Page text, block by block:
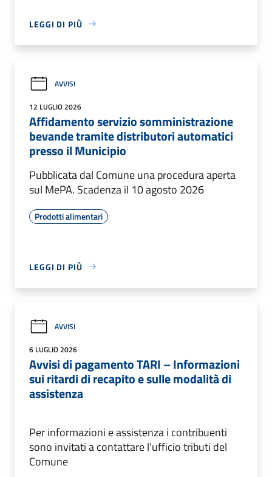
LEGGI DI PIÙ
AVVISI
12 LUGLIO 2026
Affidamento servizio somministrazione
bevande tramite distributori automatici
presso il Municipio
Pubblicata dal Comune una procedura aperta
sul MePA. Scadenza il 10 agosto 2026
Prodotti alimentari
LEGGI DI PIÙ
AVVISI
6 LUGLIO 2026
Avvisi di pagamento TARI – Informazioni
sui ritardi di recapito e sulle modalità di
assistenza
Per informazioni e assistenza i contribuenti
sono invitati a contattare l'ufficio tributi del
Comune